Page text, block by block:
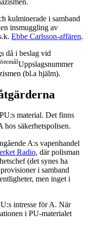
kulminerade i samband
insmuggling av
Ebbe Carlsson-affären.
då i beslag vid
Uppslagsnummer
(bl.a hjälm).
material. Det finns
hos säkerhetspolisen.
A:s vapenhandel
Radio, där polisman
(det synes ha
i samband
men inget i
intresse för A. När
i PU-materialet